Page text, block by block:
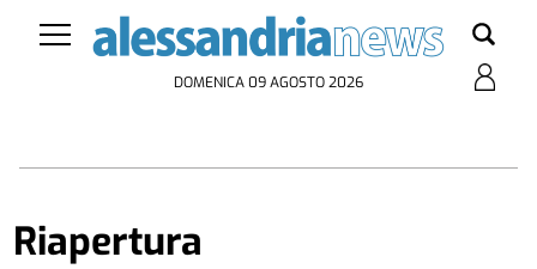
DOMENICA 09 AGOSTO 2026
Riapertura